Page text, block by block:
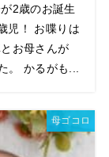
2歳のお誕生
児！ お喋りは
お母さんが
。 かるがも...
母ゴコロ